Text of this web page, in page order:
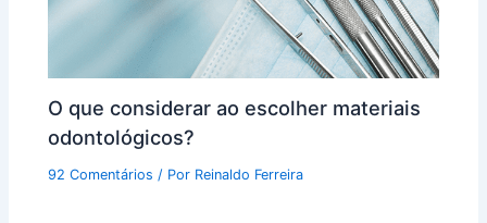
O que considerar ao escolher materiais
odontológicos?
92 Comentários / Por Reinaldo Ferreira